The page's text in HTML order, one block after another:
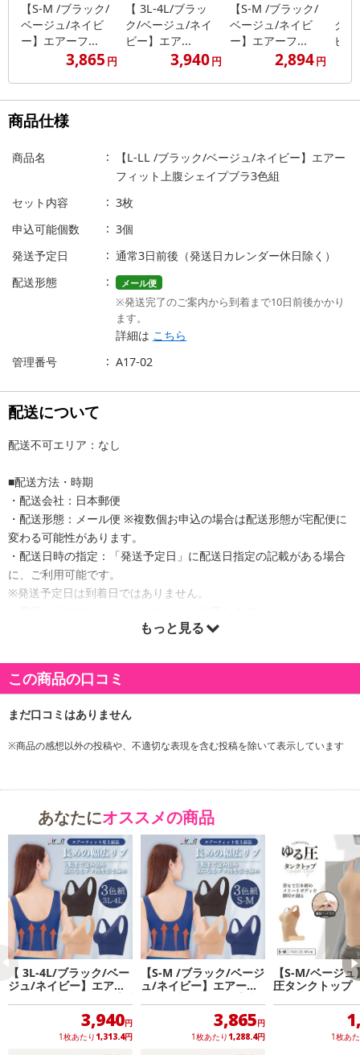
【S-M /ブラック/
ベージュ/ネイビ
ー】エアーフ...
3,865 円
【 3L-4L/ブラッ
ク/ベージュ/ネイ
ビー】エア...
3,940円
【S-M /ブラック/
ベージュ/ネイビ
ー】エアーフ...
2,894円
ク/
ビ
商品仕様
商品名
【L-LL /ブラック/ベージュ/ネイビー】エアー
フィット上腹シェイプブラ3色組
セット内容
3枚
申込可能個数
3個
発送予定日
通常3日前後（発送日カレンダー休日除く）
配送形態
メール便
※発送完了のご案内から到着まで10日前後かかり
ます。
詳細は こちら
管理番号
A17-02
配送について
配送不可エリア：なし
■配送方法・時期
・配送会社：日本郵便
・配送形態：メール便 ※複数個お申込の場合は配送形態が宅配便に
変わる可能性があります。
・配送日時の指定：「発送予定日」に配送日指定の記載がある場合
に、ご利用可能です。
※発送予定日は到着日ではありません。
商品詳細
もっと見る
この商品の口コミ
※商品の感想以外の投稿や、不適切な表現を含む投稿を除いて表示しています
あなたにオススメの商品
【 3L-4L/ブラック/ベー
ジュ/ネイビー】エアー
フィット上腹シェイプブ
3,940円
1枚あたり 1,313.4円
【S-M /ブラック/ベージ
ュ/ネイビー】エアーフ
ィット上腹シェイプブラ
3,865円
1枚あたり 1,288.4円
【S-M/ベージュ
圧タンクトップ
1枚あ